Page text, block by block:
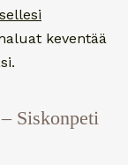
keventää
Siskonpeti